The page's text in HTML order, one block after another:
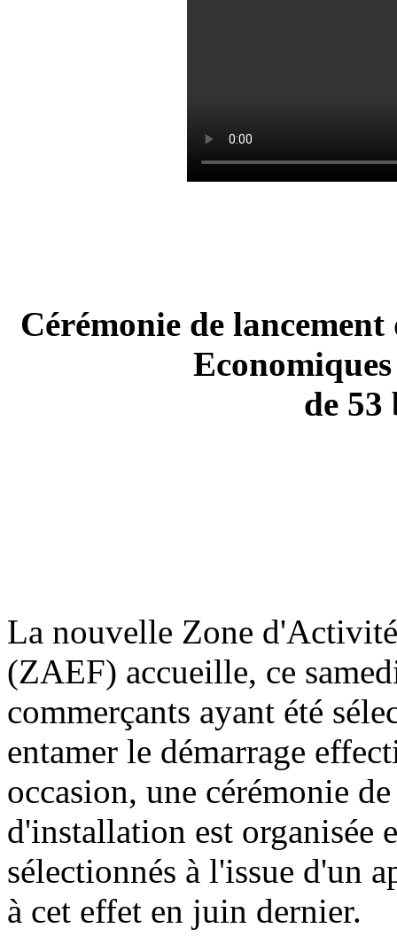
Cérémonie de
de 53
La nouvelle Zone
(ZAEF) accueille, ce
commerçants ayant été
entamer le démarrage
occasion, une cérémonie
d'installation est organisée
sélectionnés à l'issue d'un
à cet effet en juin dernier.